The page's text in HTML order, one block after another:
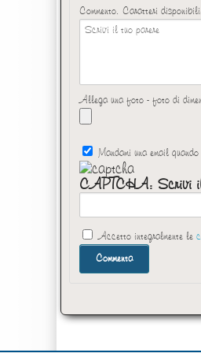
Commento. Caratteri disponibili:
Allega una foto - foto di
Mandami una email
CAPTCHA: Scrivi
Accetto integralmente le